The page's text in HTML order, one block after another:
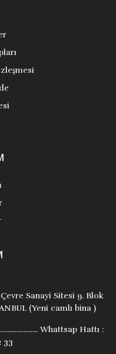
Sanayi Sitesi 9. Blok
(Yeni camlı bina )
Whattsap Hattı :
33